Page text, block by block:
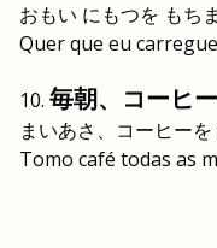
おもい にもつを もち
Quer que eu
毎朝、コーヒ
まいあさ、コーヒーを
Tomo café todas as